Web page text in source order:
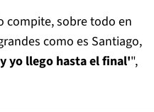
compite, sobre todo en
como es Santiago,
yo llego hasta el final'",